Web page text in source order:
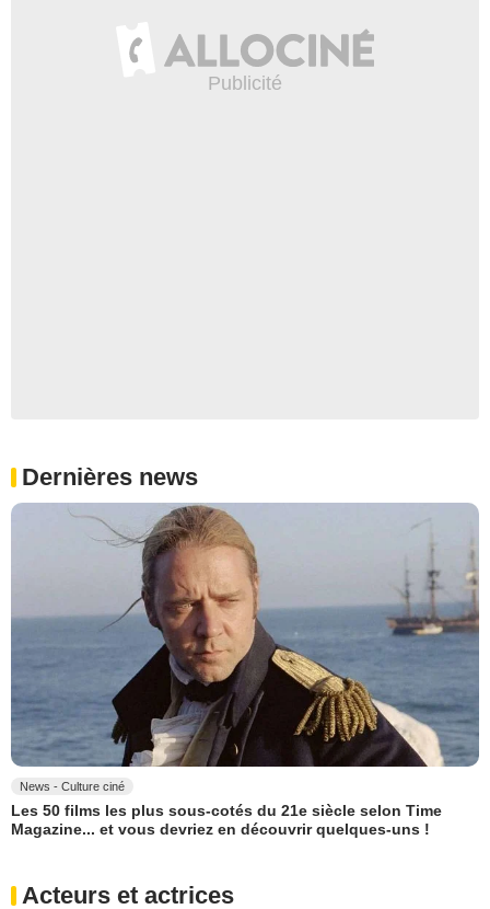
Dernières news
News - Culture ciné
Les 50 films les plus sous-cotés du 21e siècle selon Time
Magazine... et vous devriez en découvrir quelques-uns !
Acteurs et actrices